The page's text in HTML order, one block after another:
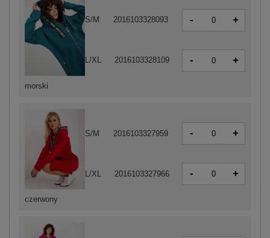
czerwony
S/M 2016103327959 - +
L/XL 2016103327966 - +
morski
S/M 2016103328093 - +
L/XL 2016103328109 - +